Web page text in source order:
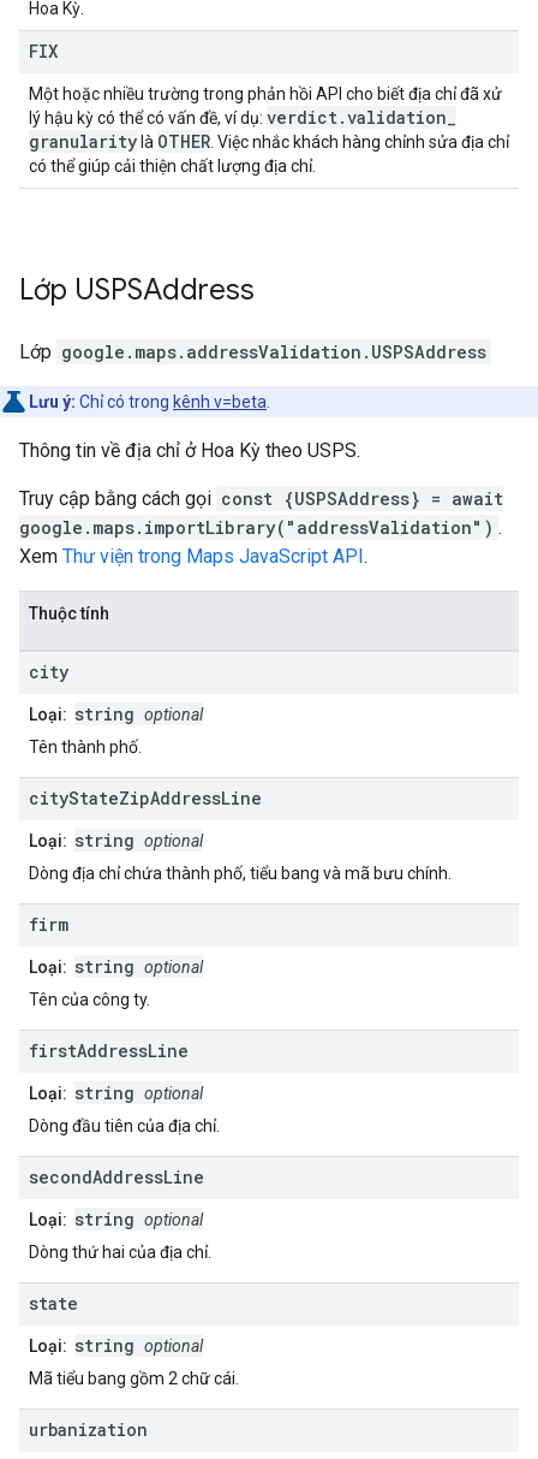
Hoa Kỳ.
FIX
Một hoặc nhiều trường trong phản hồi API cho biết địa chỉ đã xử
lý hậu kỳ có thể có vấn đề, ví dụ: verdict.validation
granularity là OTHER. Việc nhắc khách hàng chỉnh sửa địa chỉ
có thể giúp cải thiện chất lượng địa chỉ.
Lớp USPSAddress
Lớp google.maps.addressValidation . USPSAddress
Lưu ý: Chỉ có trong kênh v=beta.
Thông tin về địa chỉ ở Hoa Kỳ theo USPS.
Truy cập bằng cách gọi const {USPSAddress} = await
google.maps.importLibrary("addressValidation") .
Xem Thư viện trong Maps JavaScript API .
Thuộc tính
city
Loại: string optional
Tên thành phố.
cityStateZipAddressLine
Loại: string optional
Dòng địa chỉ chứa thành phố, tiểu bang và mã bưu chính.
firm
Loại: string optional
Tên của công ty.
firstAddressLine
Loại: string optional
Dòng đầu tiên của địa chỉ.
secondAddressLine
Loại: string optional
Dòng thứ hai của địa chỉ.
state
Loại: string optional
Mã tiểu bang gồm 2 chữ cái.
urbanization